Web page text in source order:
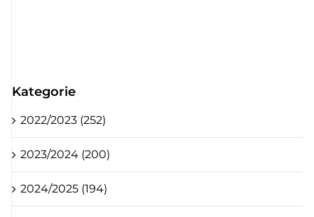
Kategorie
2022/2023 (252)
2023/2024 (200)
2024/2025 (194)